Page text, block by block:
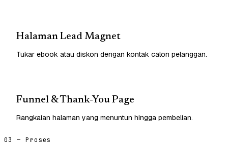
Halaman Lead Magnet
Tukar ebook atau diskon dengan kontak calon pelanggan.
Funnel & Thank-You Page
Rangkaian halaman yang menuntun hingga pembelian.
03 — Proses